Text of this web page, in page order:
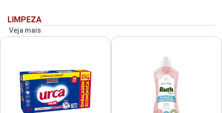
LIMPEZA
Veja mais